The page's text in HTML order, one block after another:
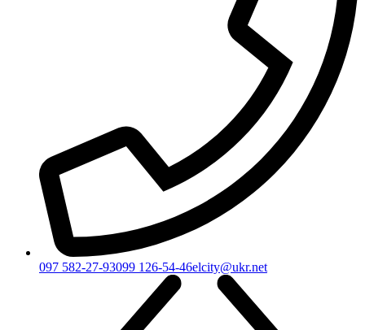
097 582-27-93099 126-54-46elcity@ukr.net